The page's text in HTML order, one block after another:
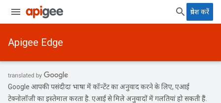
प्रवेश करें
Apigee Edge
Google आपकी पसंदीदा भाषा में कॉन्टेंट का अनुवाद करने के लिए, एआई
टेक्नोलॉजी का इस्तेमाल करता है. एआई से मिले अनुवादों में गलतियां हो सकती हैं.